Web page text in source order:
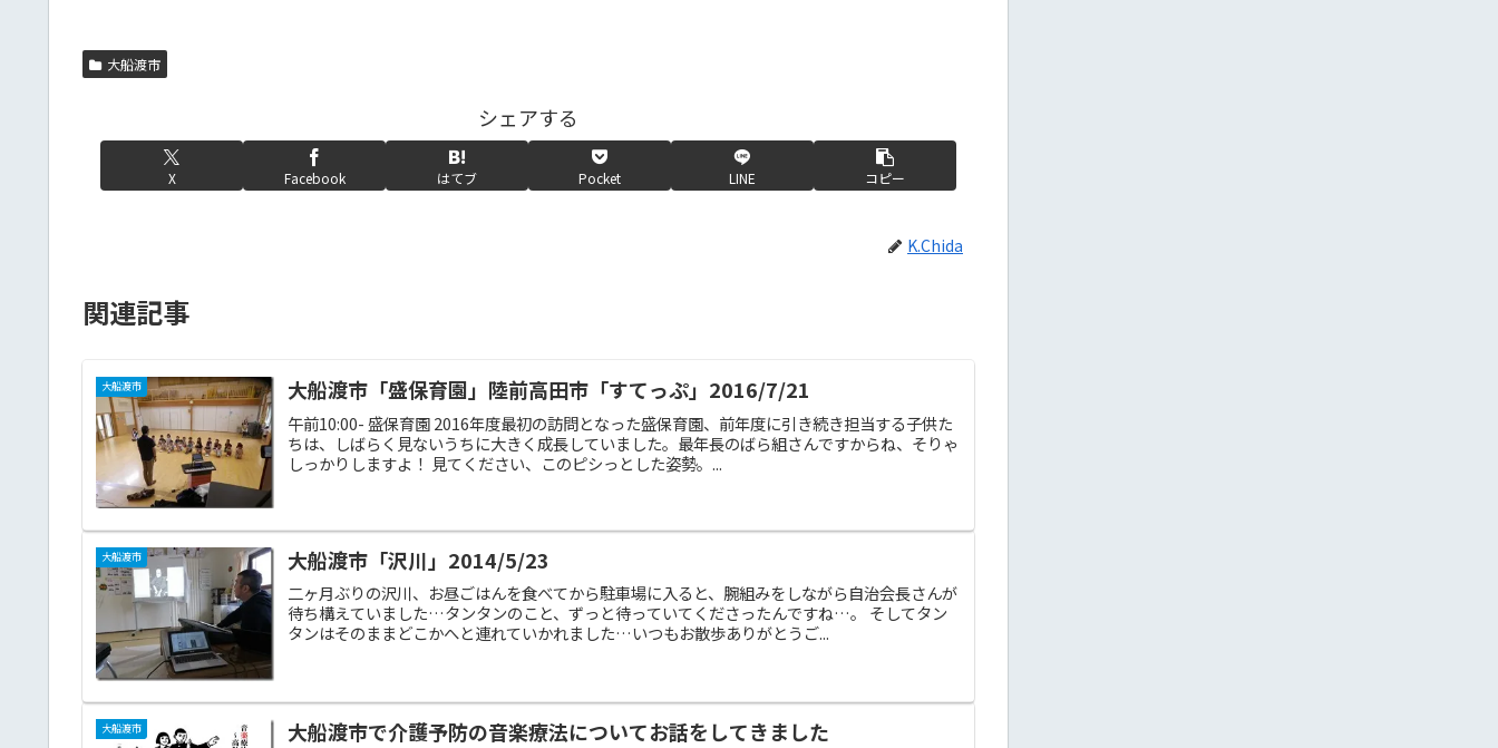
大船渡市
シェアする
X Facebook はてブ Pocket LINE コピー
K.Chida
関連記事
大船渡市 大船渡市「盛保育園」陸前高田市「すてっぷ」2016/7/21
午前10:00- 盛保育園 2016年度最初の訪問となった盛保育園、前年度に引き続き担当する子供た
ちは、しばらく見ないうちに大きく成長していました。最年長のばら組さんですからね、そりゃ
しっかりしますよ！ 見てください、このピシっとした姿勢。...
大船渡市 大船渡市「沢川」2014/5/23
二ヶ月ぶりの沢川、お昼ごはんを食べてから駐車場に入ると、腕組みをしながら自治会長さんが
待ち構えていました…タンタンのこと、ずっと待っていてくださったんですね…。 そしてタン
タンはそのままどこかへと連れていかれました…いつもお散歩ありがとうご...
大船渡市 大船渡市で介護予防の音楽療法についてお話をしてきました